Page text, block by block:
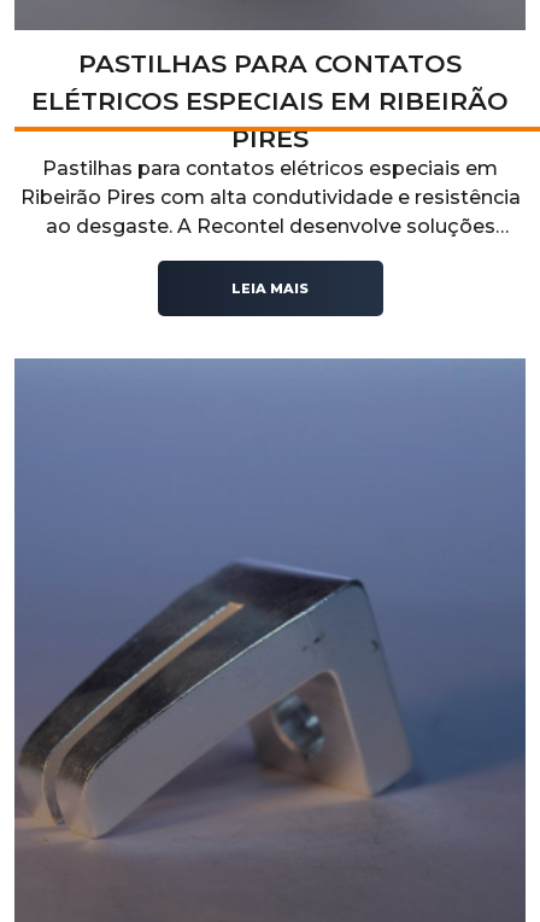
PASTILHAS PARA CONTATOS
ELÉTRICOS ESPECIAIS EM RIBEIRÃO
PIRES
Pastilhas para contatos elétricos especiais em
Ribeirão Pires com alta condutividade e resistência
ao desgaste. A Recontel desenvolve soluções
técnicas para aplicações industriais que exigem
desempenho elétrico, durabilidade e confiabilidade
operacional.
LEIA MAIS